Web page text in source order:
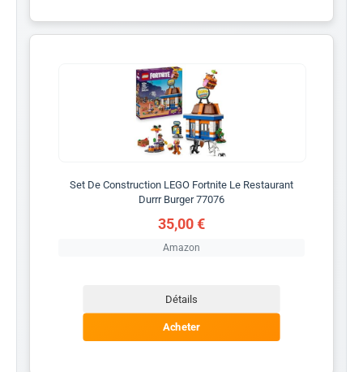
Set De Construction LEGO Fortnite Le Restaurant
Durrr Burger 77076
35,00 €
Amazon
Détails
Acheter